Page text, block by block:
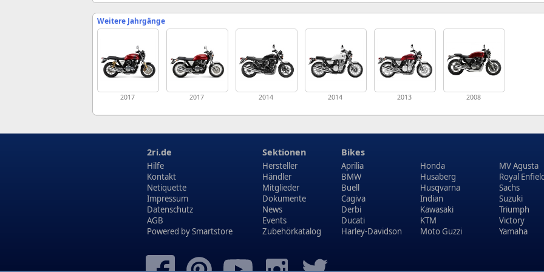
Weitere Jahrgänge
2017 2017 2014 2014 2013 2008
2ri.de
Hilfe
Kontakt
Netiquette
Impressum
Datenschutz
AGB
Powered bySmartstore
Sektionen
Hersteller
Händler
Mitglieder
Dokumente
News
Events
Zubehörkatalog
Bikes
Aprilia
BMW
Buell
Cagiva
Derbi
Ducati
Harley-Davidson
Honda
Husaberg
Husqvarna
Indian
Kawasaki
KTM
Moto Guzzi
MV Agusta
Royal
Sachs
Suzuki
Triumph
Victory
Yamaha